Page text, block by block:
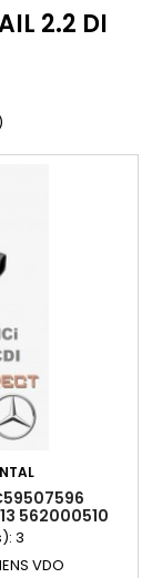
2.2 DI
562000510
3
VDO